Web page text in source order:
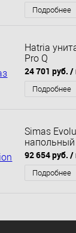
Подробнее
Hatria
Pro Q
24 701 руб. /
Подробнее
Simas
92 654 руб. /
Подробнее